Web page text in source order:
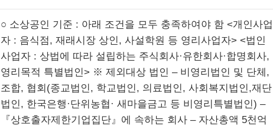
○ 소상공인 기준 : 아래 조건을 모두 충족하여야 함 <개인사업
자 : 음식점, 재래시장 상인, 사설학원 등 영리사업자> <법인
사업자 : 상법에 따라 설립하는 주식회사·유한회사·합명회사,
영리목적 특별법인> ※ 제외대상 법인 – 비영리법인 및 단체,
조합, 협회(종교법인, 학교법인, 의료법인, 사회복지법인,재단
법인, 한국은행·단위농협· 새마을금고 등 비영리특별법인) –
『상호출자제한기업집단』에 속하는 회사 – 자산총액 5천억